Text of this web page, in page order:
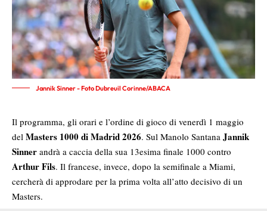
Jannik Sinner - Foto Dubreuil Corinne/ABACA
Il programma, gli orari e l’ordine di gioco di venerdì 1 maggio
del Masters 1000 di Madrid 2026. Sul Manolo Santana Jannik
Sinner andrà a caccia della sua 13esima finale 1000 contro
Arthur Fils. Il francese, invece, dopo la semifinale a Miami,
cercherà di approdare per la prima volta all’atto decisivo di un
Masters.